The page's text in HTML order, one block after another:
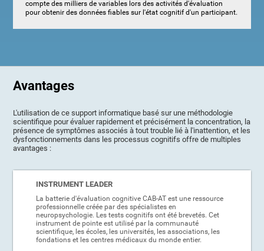
compte des milliers de variables lors des activités d'évaluation
pour obtenir des données fiables sur l'état cognitif d'un participant.
Avantages
L'utilisation de ce support informatique basé sur une méthodologie
scientifique pour évaluer rapidement et précisément la concentration, la
présence de symptômes associés à tout trouble lié à l'inattention, et les
dysfonctionnements dans les processus cognitifs offre de multiples
avantages :
INSTRUMENT LEADER
La batterie d'évaluation cognitive CAB-AT est une ressource
professionnelle créée par des spécialistes en
neuropsychologie. Les tests cognitifs ont été brevetés. Cet
instrument de pointe est utilisé par la communauté
scientifique, les écoles, les universités, les associations, les
fondations et les centres médicaux du monde entier.